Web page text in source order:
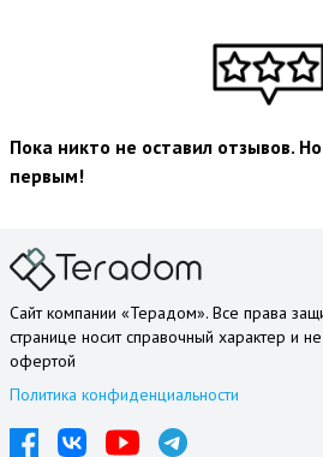
Пока никто не оставил отзывов.
первым!
Сайт компании «Терадом». Все права
странице носит справочный характер и
офертой
Политика конфиденциальности